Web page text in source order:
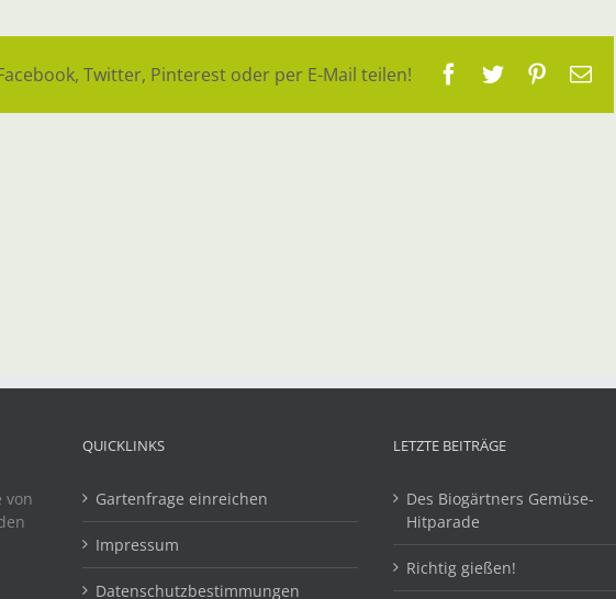
Twitter, Pinterest oder per E-Mail teilen! Facebook
TwitterPinterest
E-
von
QUICKLINKS
Gartenfrage einreichen
Impressum
Datenschutzbestimmungen
LETZTE BEITRÄGE
Des Biogärtners Gemüse-
Hitparade
Richtig gießen!